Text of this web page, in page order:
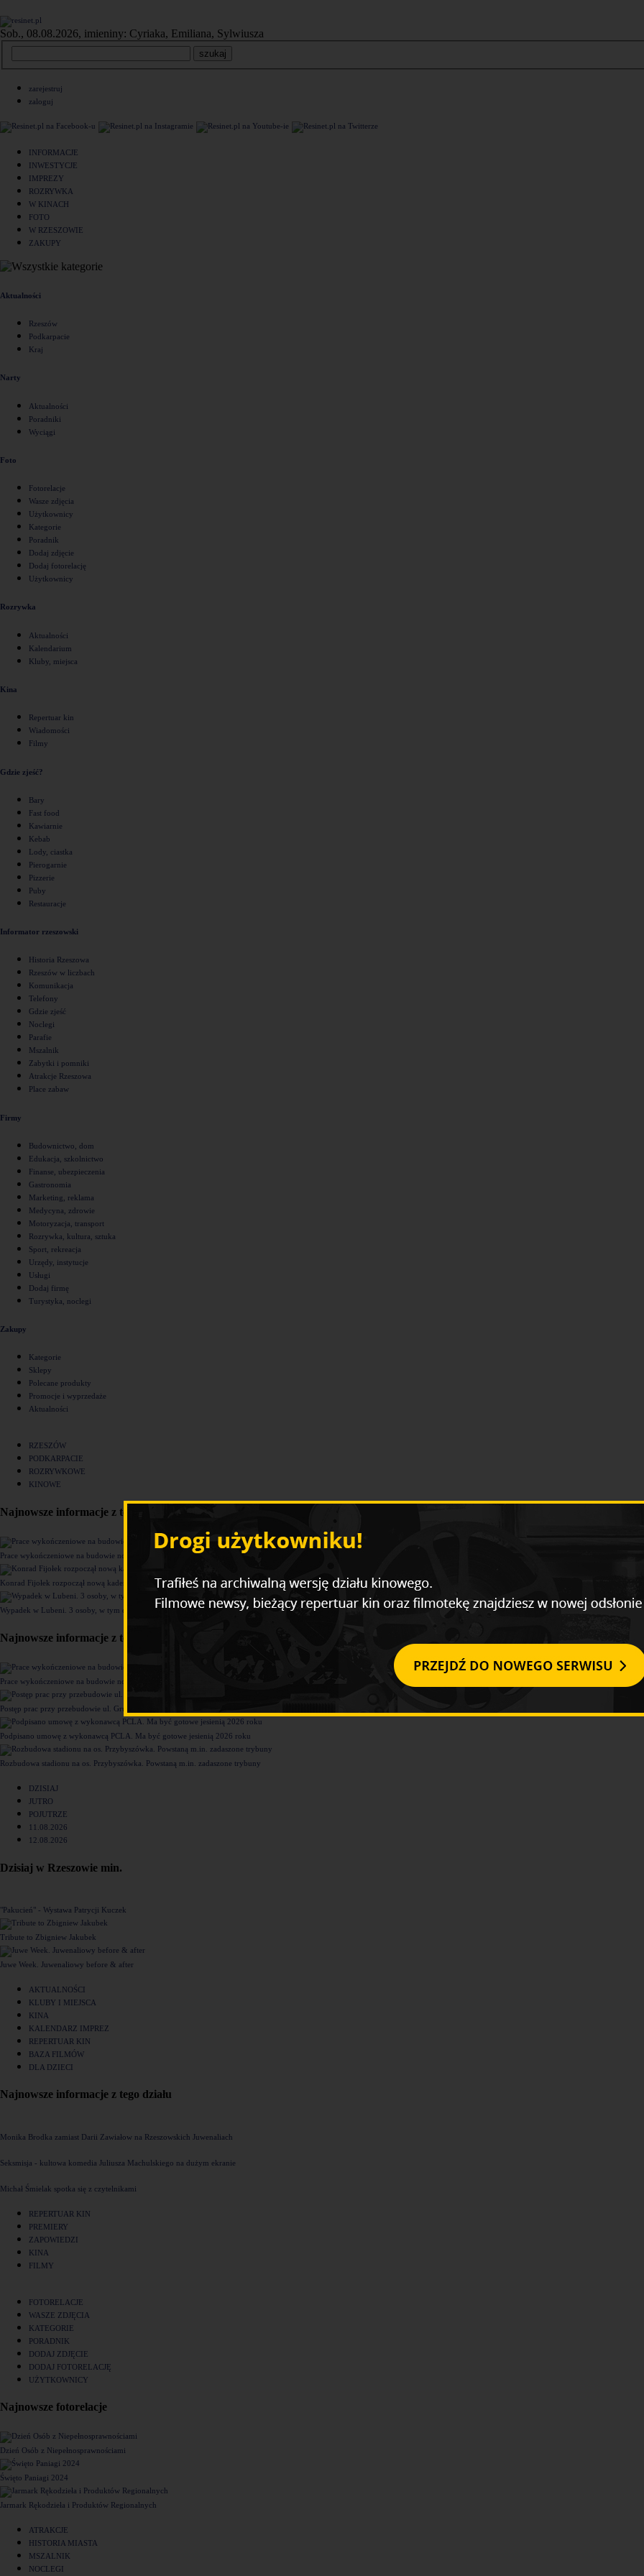
Sob., 08.08.2026, imieniny: Cyriaka, Emiliana, Sylwiusza
zarejestruj
zaloguj
INFORMACJE
INWESTYCJE
IMPREZY
ROZRYWKA
W KINACH
FOTO
W RZESZOWIE
ZAKUPY
Aktualności
Rzeszów
Podkarpacie
Kraj
Narty
Aktualności
Poradniki
Wyciągi
Foto
Fotorelacje
Wasze zdjęcia
Użytkownicy
Kategorie
Poradnik
Dodaj zdjęcie
Dodaj fotorelację
Użytkownicy
Rozrywka
Aktualności
Kalendarium
Kluby, miejsca
Kina
Repertuar kin
Wiadomości
Filmy
Gdzie zjeść?
Bary
Fast food
Kawiarnie
Kebab
Lody, ciastka
Pierogarnie
Pizzerie
Puby
Restauracje
Informator rzeszowski
Historia Rzeszowa
Rzeszów w liczbach
Komunikacja
Telefony
Gdzie zjeść
Noclegi
Parafie
Mszalnik
Zabytki i pomniki
Atrakcje Rzeszowa
Place zabaw
Firmy
Budownictwo, dom
Edukacja, szkolnictwo
Finanse, ubezpieczenia
Gastronomia
Marketing, reklama
Medycyna, zdrowie
Motoryzacja, transport
Rozrywka, kultura, sztuka
Sport, rekreacja
Urzędy, instytucje
Usługi
Dodaj firmę
Turystyka, noclegi
Zakupy
Kategorie
Sklepy
Polecane produkty
Promocje i wyprzedaże
Aktualności
RZESZÓW
PODKARPACIE
ROZRYWKOWE
KINOWE
Najnowsze informacje z tego działu
Prace wykończeniowe na budowie nowego komisariatu Policji w Rzeszowie [ZDJĘCIA]
Konrad Fijołek rozpoczął nową kadencję. "Chcę rozwijać 4 filary funkcjonowania miasta"
Wypadek w Lubeni. 3 osoby, w tym dziecko trafiły do szpitala
Najnowsze informacje z tego działu
Prace wykończeniowe na budowie nowego komisariatu Policji w Rzeszowie [ZDJĘCIA]
Postęp prac przy przebudowie ul. Grunwaldzkiej [ZDJĘCIA]
Podpisano umowę z wykonawcą PCLA. Ma być gotowe jesienią 2026 roku
Rozbudowa stadionu na os. Przybyszówka. Powstaną m.in. zadaszone trybuny
DZISIAJ
JUTRO
POJUTRZE
11.08.2026
12.08.2026
Dzisiaj w Rzeszowie min.
"Pakucień" - Wystawa Patrycji Kuczek
Tribute to Zbigniew Jakubek
Juwe Week. Juwenaliowy before & after
AKTUALNOŚCI
KLUBY I MIEJSCA
KINA
KALENDARZ IMPREZ
REPERTUAR KIN
BAZA FILMÓW
DLA DZIECI
Najnowsze informacje z tego działu
Monika Brodka zamiast Darii Zawiałow na Rzeszowskich Juwenaliach
Seksmisja - kultowa komedia Juliusza Machulskiego na dużym ekranie
Michał Śmielak spotka się z czytelnikami
REPERTUAR KIN
PREMIERY
ZAPOWIEDZI
KINA
FILMY
FOTORELACJE
WASZE ZDJĘCIA
KATEGORIE
PORADNIK
DODAJ ZDJĘCIE
DODAJ FOTORELACJĘ
UŻYTKOWNICY
Najnowsze fotorelacje
Dzień Osób z Niepełnosprawnościami
Święto Paniagi 2024
Jarmark Rękodzieła i Produktów Regionalnych
ATRAKCJE
HISTORIA MIASTA
MSZALNIK
NOCLEGI